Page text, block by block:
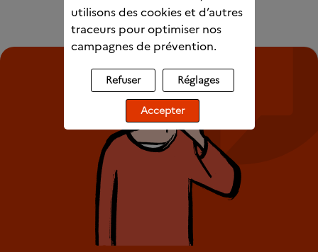
utilisons des cookies et d’autres
traceurs pour optimiser nos
campagnes de prévention.
Refuser Réglages
Accepter